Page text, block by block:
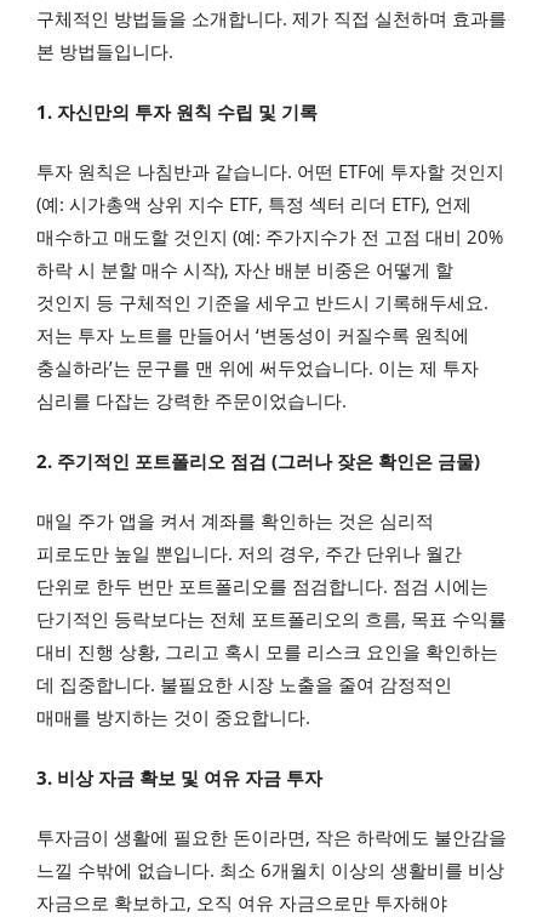
구체적인 방법들을 소개합니다. 제가 직접 실천하며 효과를
본 방법들입니다.
1. 자신만의 투자 원칙 수립 및 기록
투자 원칙은 나침반과 같습니다. 어떤 ETF에 투자할 것인지
(예: 시가총액 상위 지수 ETF, 특정 섹터 리더 ETF), 언제
매수하고 매도할 것인지 (예: 주가지수가 전 고점 대비 20%
하락 시 분할 매수 시작), 자산 배분 비중은 어떻게 할
것인지 등 구체적인 기준을 세우고 반드시 기록해두세요.
저는 투자 노트를 만들어서 ‘변동성이 커질수록 원칙에
충실하라’는 문구를 맨 위에 써두었습니다. 이는 제 투자
심리를 다잡는 강력한 주문이었습니다.
2. 주기적인 포트폴리오 점검 (그러나 잦은 확인은 금물)
매일 주가 앱을 켜서 계좌를 확인하는 것은 심리적
피로도만 높일 뿐입니다. 저의 경우, 주간 단위나 월간
단위로 한두 번만 포트폴리오를 점검합니다. 점검 시에는
단기적인 등락보다는 전체 포트폴리오의 흐름, 목표 수익률
대비 진행 상황, 그리고 혹시 모를 리스크 요인을 확인하는
데 집중합니다. 불필요한 시장 노출을 줄여 감정적인
매매를 방지하는 것이 중요합니다.
3. 비상 자금 확보 및 여유 자금 투자
투자금이 생활에 필요한 돈이라면, 작은 하락에도 불안감을
느낄 수밖에 없습니다. 최소 6개월치 이상의 생활비를 비상
자금으로 확보하고, 오직 여유 자금으로만 투자해야